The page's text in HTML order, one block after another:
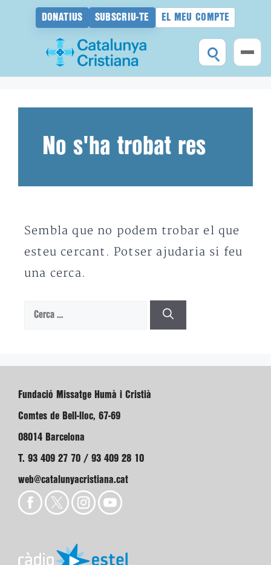
DONATIUS SUBSCRIU-TE EL MEU COMPTE
No s'ha trobat res
Sembla que no podem trobar el que
esteu cercant. Potser ajudaria si feu
una cerca.
Cerca:
Fundació Missatge Humà i Cristià
Comtes de Bell-lloc, 67-69
08014 Barcelona
T. 93 409 27 70 / 93 409 28 10
web@catalunyacristiana.cat